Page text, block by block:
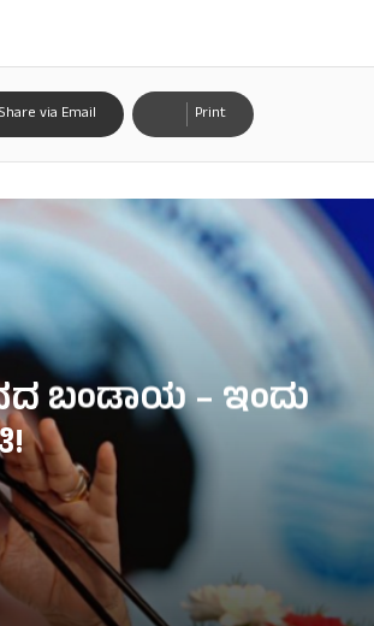
Share via Email Print
ಬಂಡಾಯ – ಇಂದು
ಭೇಟಿ!